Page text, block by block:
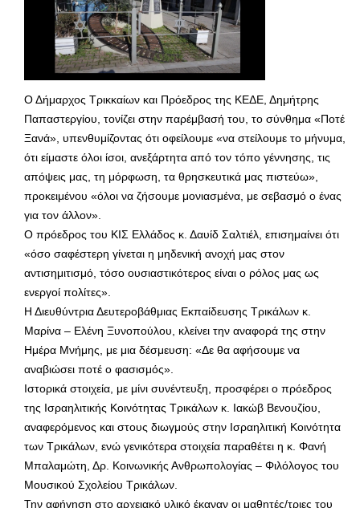
Ο Δήμαρχος Τρικκαίων και Πρόεδρος της ΚΕΔΕ, Δημήτρης
Παπαστεργίου, τονίζει στην παρέμβασή του, το σύνθημα «Ποτέ
Ξανά», υπενθυμίζοντας ότι οφείλουμε «να στείλουμε το μήνυμα,
ότι είμαστε όλοι ίσοι, ανεξάρτητα από τον τόπο γέννησης, τις
απόψεις μας, τη μόρφωση, τα θρησκευτικά μας πιστεύω»,
προκειμένου «όλοι να ζήσουμε μονιασμένα, με σεβασμό ο ένας
για τον άλλον».
Ο πρόεδρος του ΚΙΣ Ελλάδος κ. Δαυίδ Σαλτιέλ, επισημαίνει ότι
«όσο σαφέστερη γίνεται η μηδενική ανοχή μας στον
αντισημιτισμό, τόσο ουσιαστικότερος είναι ο ρόλος μας ως
ενεργοί πολίτες».
Η Διευθύντρια Δευτεροβάθμιας Εκπαίδευσης Τρικάλων κ.
Μαρίνα – Ελένη Ξυνοπούλου, κλείνει την αναφορά της στην
Ημέρα Μνήμης, με μια δέσμευση: «Δε θα αφήσουμε να
αναβιώσει ποτέ ο φασισμός».
Ιστορικά στοιχεία, με μίνι συνέντευξη, προσφέρει ο πρόεδρος
της Ισραηλιτικής Κοινότητας Τρικάλων κ. Ιακώβ Βενουζίου,
αναφερόμενος και στους διωγμούς στην Ισραηλιτική Κοινότητα
των Τρικάλων, ενώ γενικότερα στοιχεία παραθέτει η κ. Φανή
Μπαλαμώτη, Δρ. Κοινωνικής Ανθρωπολογίας – Φιλόλογος του
Μουσικού Σχολείου Τρικάλων.
Την αφήγηση στο αρχειακό υλικό έκαναν οι μαθητές/τριες του